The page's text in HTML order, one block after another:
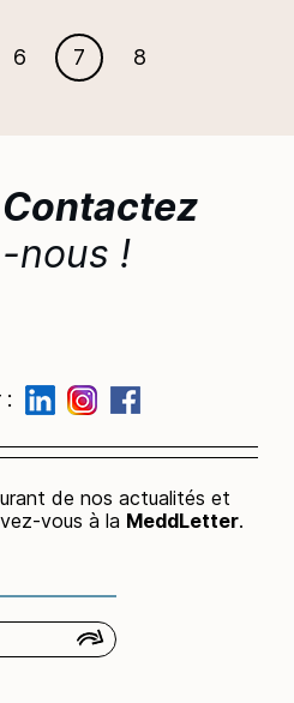
6 7 8
Contactez
-nous !
:
de nos actualités et
vous à la MeddLetter.